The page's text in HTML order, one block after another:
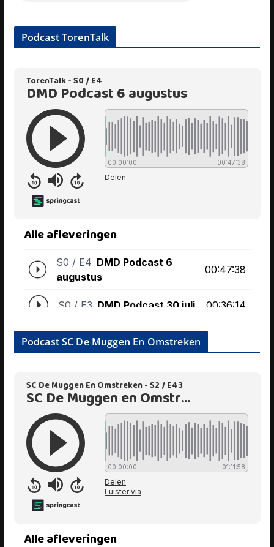
Podcast TorenTalk
Podcast SC De Muggen En Omstreken